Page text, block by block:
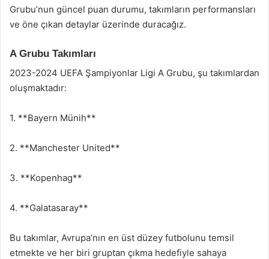
Grubu’nun güncel puan durumu, takımların performansları
ve öne çıkan detaylar üzerinde duracağız.
A Grubu Takımları
2023-2024 UEFA Şampiyonlar Ligi A Grubu, şu takımlardan
oluşmaktadır:
1. **Bayern Münih**
2. **Manchester United**
3. **Kopenhag**
4. **Galatasaray**
Bu takımlar, Avrupa’nın en üst düzey futbolunu temsil
etmekte ve her biri gruptan çıkma hedefiyle sahaya